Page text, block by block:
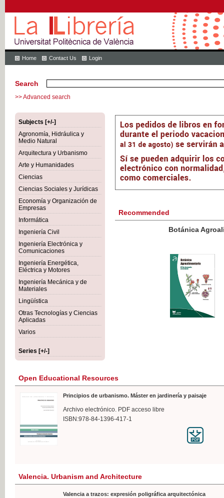
Home Contact Us Login
Search
>> Advanced search
Subjects [+/-]
Agronomía, Hidráulica y
Medio Natural
Arquitectura y Urbanismo
Arte y Humanidades
Ciencias
Ciencias Sociales y Jurídicas
Economía y Organización de
Empresas
Informática
Ingeniería Civil
Ingeniería Electrónica y
Comunicaciones
Ingeniería Energética,
Eléctrica y Motores
Ingeniería Mecánica y de
Materiales
Lingüística
Otras Tecnologías y Ciencias
Aplicadas
Varios
Series [+/-]
Recommended
Botánica Agroalimentaria
VAT
Open Educational Resources
Principios de urbanismo. Máster en jardinería y paisaje
Archivo electrónico. PDF acceso libre
ISBN:978-84-1396-417-1
Valencia. Urbanism and Architecture
Valencia a trazos: expresión poligráfica arquitectónica